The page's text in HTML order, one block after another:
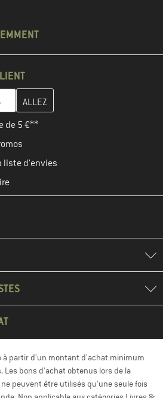
ici et créez votre compte client à la
de 5 €**
liste d'envies
à partir d'un montant d'achat minimum
Les bons d'achat obtenus lors de la
peuvent être utilisés qu'une seule fois